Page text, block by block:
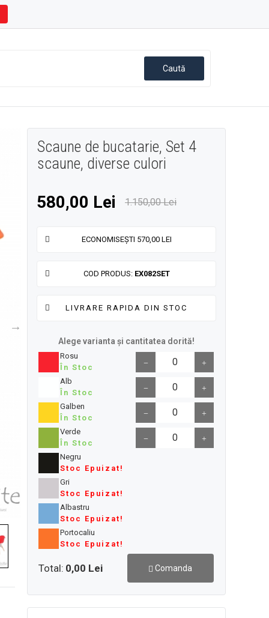
Scaune de bucatarie, Set 4
scaune, diverse culori
580,00 Lei 1.150,00 Lei
ECONOMISEȘTI 570,00 LEI
COD PRODUS: EX082SET
LIVRARE RAPIDA DIN STOC
Alege varianta și cantitatea dorită!
Rosu
În Stoc
Alb
În Stoc
Galben
În Stoc
Verde
În Stoc
Negru
Stoc Epuizat!
Gri
Stoc Epuizat!
Albastru
Stoc Epuizat!
Portocaliu
Stoc Epuizat!
Total: 0,00 Lei Comanda